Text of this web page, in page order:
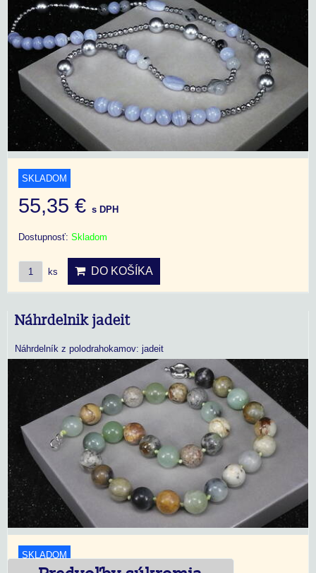
SKLADOM
55,35 € s DPH
Dostupnosť: Skladom
ks DO KOŠÍKA
Náhrdelnik jadeit
Náhrdelník z polodrahokamov: jadeit
SKLADOM